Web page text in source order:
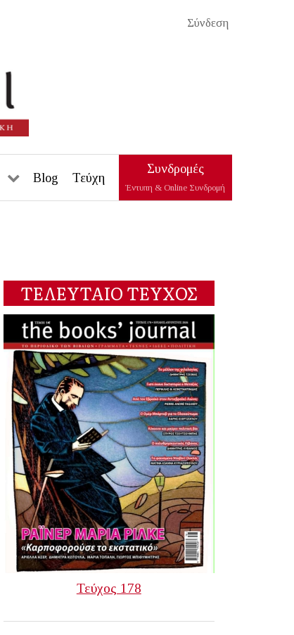
Σύνδεση
Blog Τεύχη
Συνδρομές
Έντυπη & Online Συνδρομή
ΤΕΛΕΥΤΑΙΟ ΤΕΥΧΟΣ
Τεύχος 178